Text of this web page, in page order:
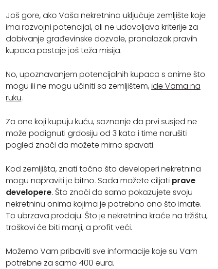
Još gore, ako Vaša nekretnina uključuje zemljište koje
ima razvojni potencijal, ali ne udovoljava kriterije za
dobivanje građevinske dozvole, pronalazak pravih
kupaca postaje još teža misija.
No, upoznavanjem potencijalnih kupaca s onime što
mogu ili ne mogu učiniti sa zemljištem, ide Vama na
ruku.
Za one koji kupuju kuću, saznanje da prvi susjed ne
može podignuti grdosiju od 3 kata i time narušiti
pogled znači da možete mirno spavati.
Kod zemljišta, znati točno što developeri nekretnina
mogu napraviti je bitno. Sada možete ciljati prave
developere. Što znači da samo pokazujete svoju
nekretninu onima kojima je potrebno ono što imate.
To ubrzava prodaju. Što je nekretnina kraće na tržištu,
troškovi će biti manji, a profit veći.
Možemo Vam pribaviti sve informacije koje su Vam
potrebne za samo 400 eura.